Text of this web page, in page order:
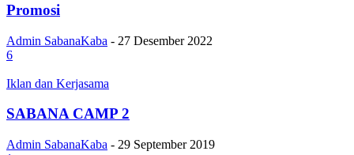
Promosi
Admin SabanaKaba - 27 Desember 2022
6
Iklan dan Kerjasama
SABANA CAMP 2
Admin SabanaKaba - 29 September 2019